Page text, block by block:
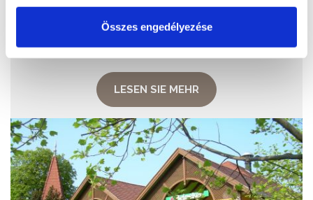
Összes engedélyezése
http://www.aranypartcamping.hu/
reservation@aranypartcamping.hu
LESEN SIE MEHR